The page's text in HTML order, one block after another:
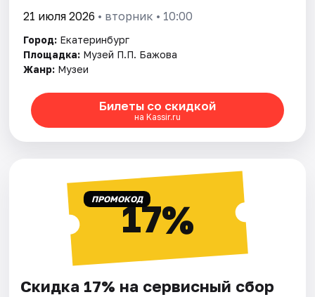
21 июля 2026 • вторник • 10:00
Город: Екатеринбург
Площадка: Музей П.П. Бажова
Жанр: Музеи
Билеты со скидкой
на Kassir.ru
ПРОМОКОД17%
Скидка 17% на сервисный сбор